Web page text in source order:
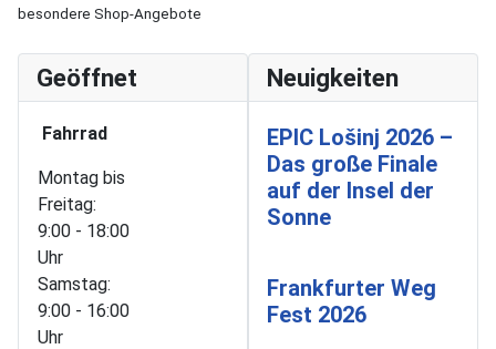
besondere Shop-Angebote
Geöffnet
Fahrrad
Montag bis
Freitag:
9:00 - 18:00
Uhr
Samstag:
9:00 - 16:00
Uhr
Neuigkeiten
EPIC Lošinj 2026 –
Das große Finale
auf der Insel der
Sonne
Frankfurter Weg
Fest 2026